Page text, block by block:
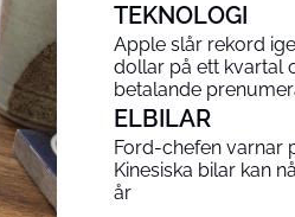
TEKNOLOGI
Apple slår rekord
dollar på ett kvartal
betalande
ELBILAR
Ford-chefen varnar
Kinesiska bilar kan
år